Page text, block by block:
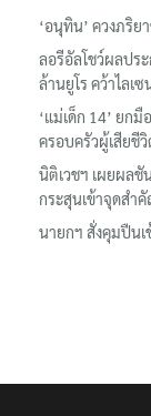
‘อนุทิน’ ควงภริย
ลอรีอัลโชว์ผลปร
ล้านยูโร คว้าไล
‘แม่เด็ก 14’ ยก
ครอบครัวผู้เสียชี
นิติเวชฯ เผยผล
กระสุนเข้าจุดสำ